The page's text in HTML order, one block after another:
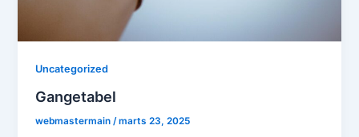
Uncategorized
Gangetabel
webmastermain /marts 23, 2025